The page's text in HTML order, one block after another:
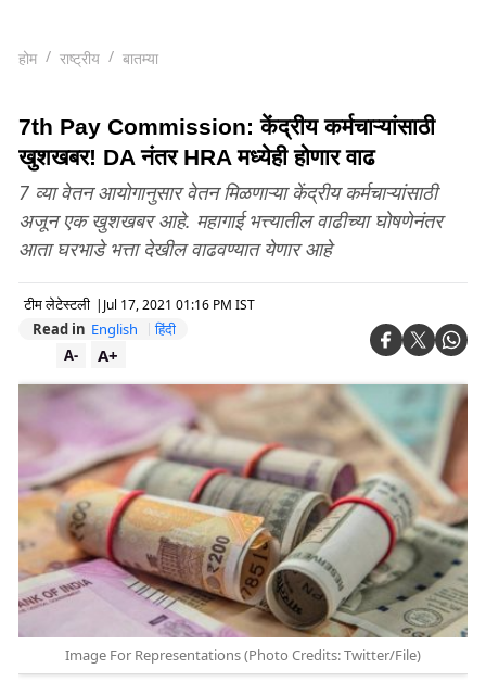
होम राष्ट्रीय बातम्या
7th Pay Commission: केंद्रीय कर्मचाऱ्यांसाठी
खुशखबर! DA नंतर HRA मध्येही होणार वाढ
7 व्या वेतन आयोगानुसार वेतन मिळणाऱ्या केंद्रीय कर्मचाऱ्यांसाठी
अजून एक खुशखबर आहे. महागाई भत्त्यातील वाढीच्या घोषणेनंतर
आता घरभाडे भत्ता देखील वाढवण्यात येणार आहे
टीम लेटेस्टली | Jul 17, 2021 01:16 PM IST
Read in English हिंदी
A+
A-
Image For Representations (Photo Credits: Twitter/File)